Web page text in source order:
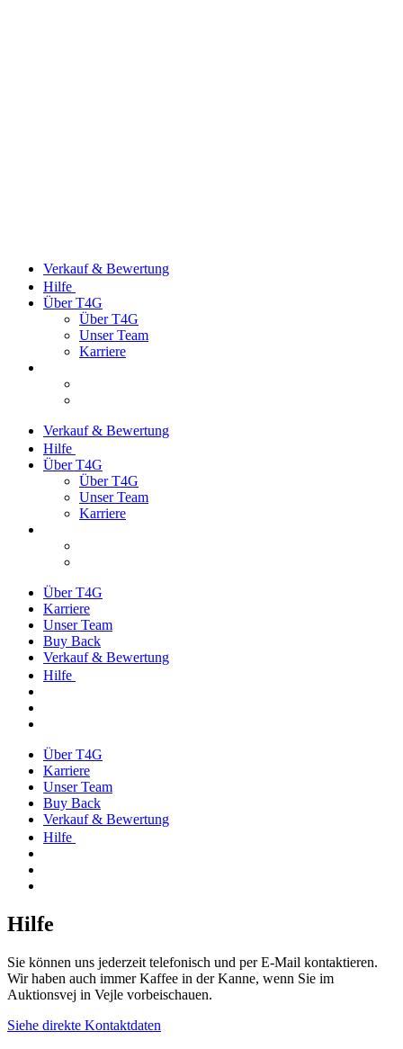
Verkauf & Bewertung
Hilfe
Über T4G
Über T4G
Unser Team
Karriere
Verkauf & Bewertung
Hilfe
Über T4G
Über T4G
Unser Team
Karriere
Über T4G
Karriere
Unser Team
Buy Back
Verkauf & Bewertung
Hilfe
Über T4G
Karriere
Unser Team
Buy Back
Verkauf & Bewertung
Hilfe
Hilfe
Sie können uns jederzeit telefonisch und per E-Mail kontaktieren.
Wir haben auch immer Kaffee in der Kanne, wenn Sie im
Auktionsvej in Vejle vorbeischauen.
Siehe direkte Kontaktdaten